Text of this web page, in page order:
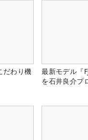
だわり機
最新モデル『
を石井良介プ